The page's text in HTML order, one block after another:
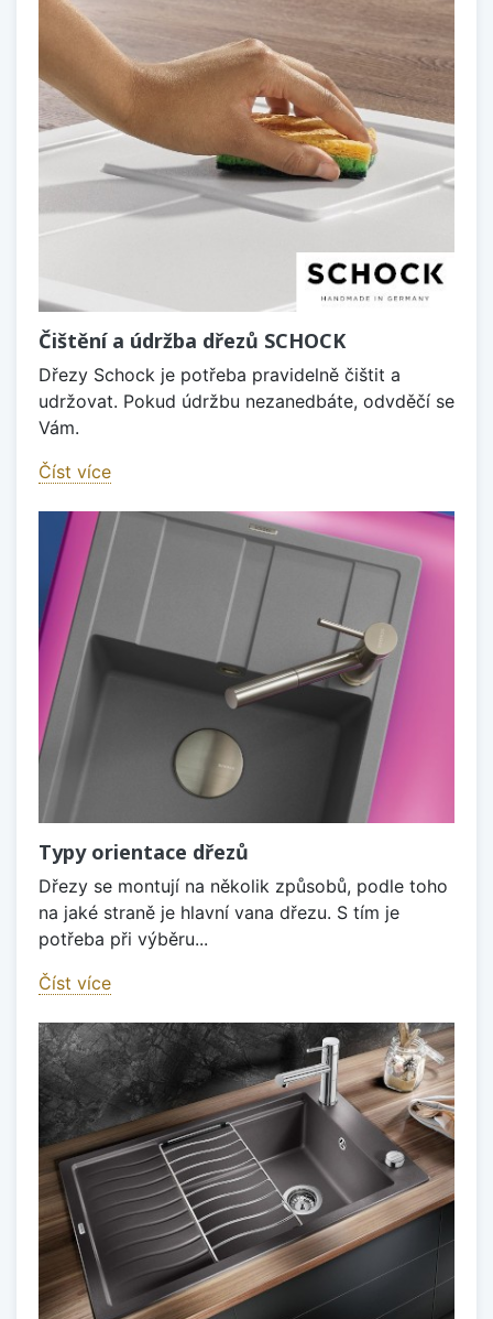
Čištění a údržba dřezů SCHOCK
Dřezy Schock je potřeba pravidelně čištit a
udržovat. Pokud údržbu nezanedbáte, odvděčí se
Vám.
Číst více
Typy orientace dřezů
Dřezy se montují na několik způsobů, podle toho
na jaké straně je hlavní vana dřezu. S tím je
potřeba při výběru...
Číst více